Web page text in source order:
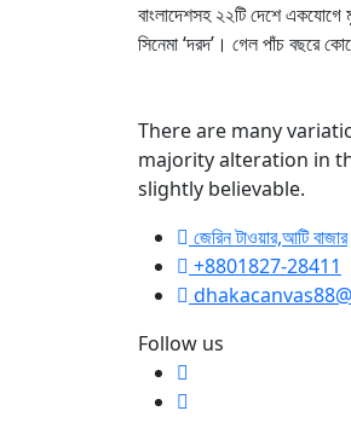
বাংলাদেশসহ ২২টি দেশে একযোগে
সিনেমা ‘দরদ’। গেল পাঁচ বছরে
There are many
majority alteration in
slightly believable.
জেরিন টাওয়ার,আটি বাজার
+8801827-28411
Follow us